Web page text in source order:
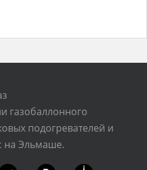
газобаллонного
подогревателей и
на Эльмаше.